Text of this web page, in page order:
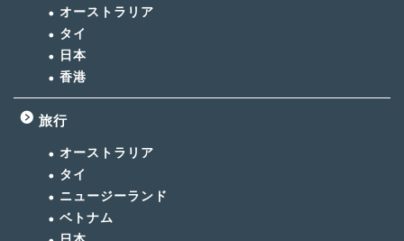
オーストラリア
タイ
日本
香港
旅行
オーストラリア
タイ
ニュージーランド
ベトナム